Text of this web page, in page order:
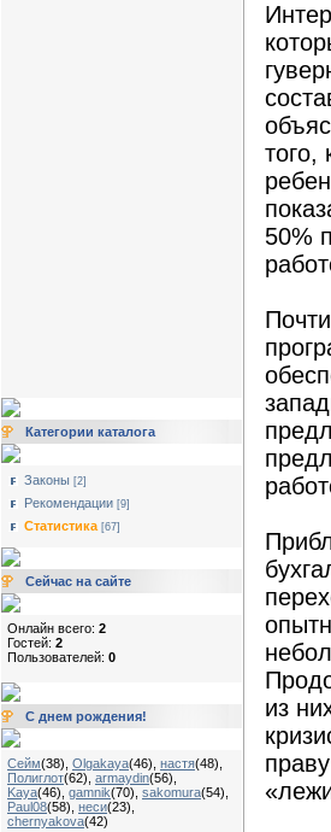
Категории каталога
Законы [2]
Рекомендации [9]
Статистика [67]
Сейчас на сайте
Онлайн всего: 2
Гостей: 2
Пользователей: 0
С днем рождения!
Сейм(38) Olgakaya(46) настя(48)
Полиглот(62) armaydin(56)
Kaya(46) gamnik(70) sakomura(54)
Paul08(58) неси(23)
chernyakova(42)
того,
50%
из